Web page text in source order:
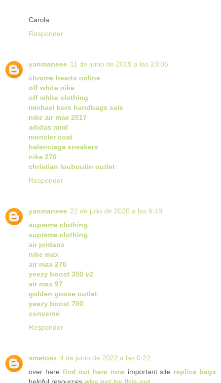
Carola
Responder
yanmaneee 11 de junio de 2019 a las 23:05
chrome hearts online
off white nike
off white clothing
michael kors handbags sale
nike air max 2017
adidas nmd
moncler coat
balenciaga sneakers
nike 270
christian louboutin outlet
Responder
yanmaneee 22 de julio de 2020 a las 6:49
supreme clothing
supreme clothing
air jordans
nike max
air max 270
yeezy boost 350 v2
air max 97
golden goose outlet
yeezy boost 700
converse
Responder
smetoez 4 de junio de 2022 a las 0:22
over here find out here nowimportant site replica bags